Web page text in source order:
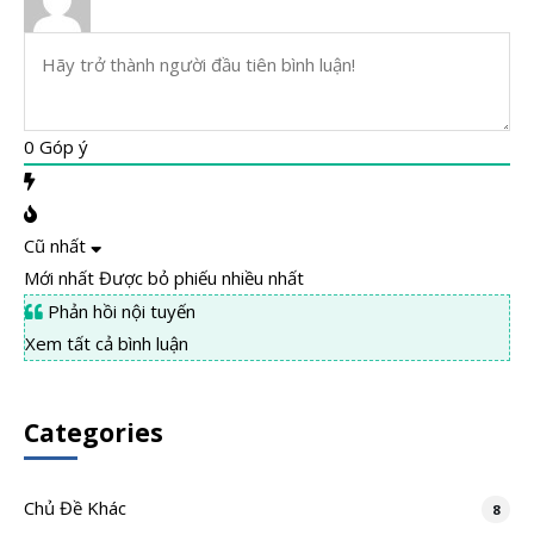
0 Góp ý
Cũ nhất
Mới nhất Được bỏ phiếu nhiều nhất
Phản hồi nội tuyến
Xem tất cả bình luận
Categories
Chủ Đề Khác 8